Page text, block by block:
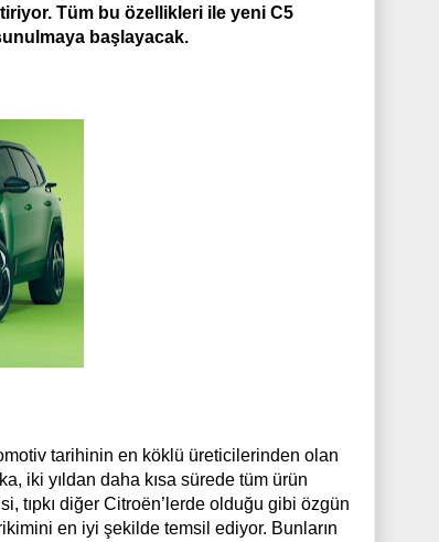
Tüm bu özellikleri ile yeni C5
başlayacak.
tarihinin en köklü üreticilerinden olan
iki yıldan daha kısa sürede tüm ürün
tıpkı diğer Citroën’lerde olduğu gibi özgün
en iyi şekilde temsil ediyor. Bunların